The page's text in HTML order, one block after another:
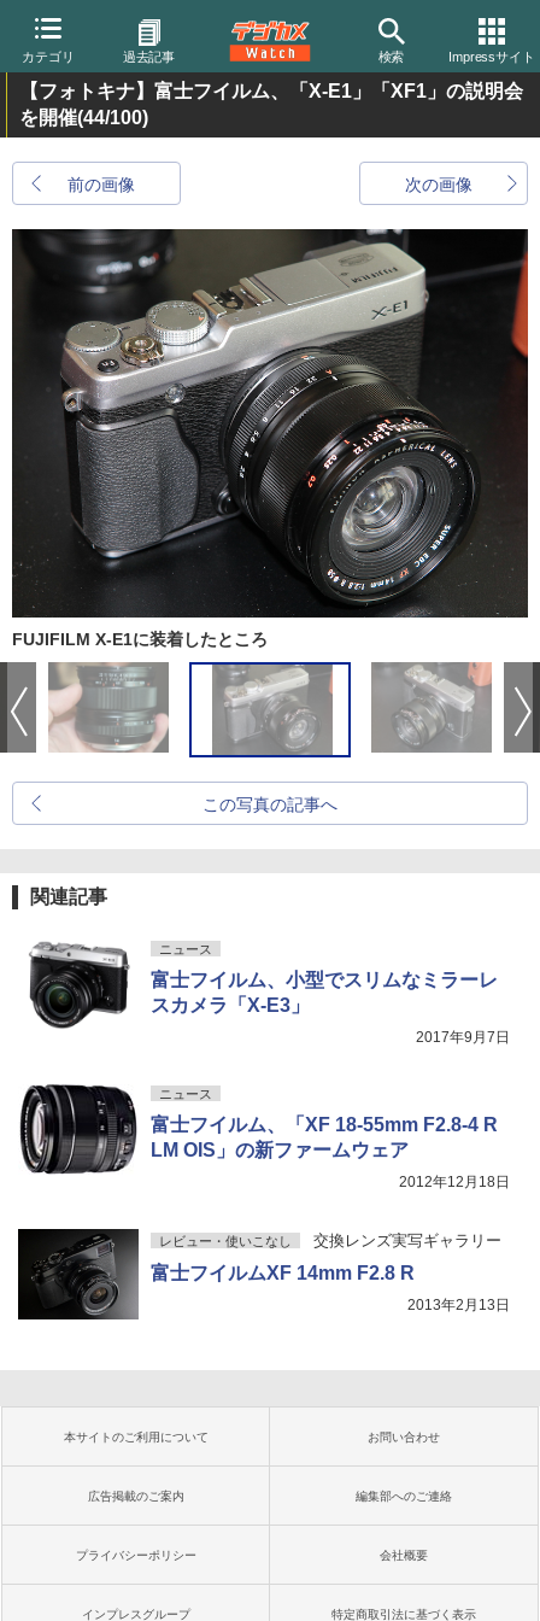
カテゴリ 過去記事 検索 Impressサイト
【フォトキナ】富士フイルム、「X-E1」「XF1」の説明会
を開催(44/100)
前の画像 次の画像
FUJIFILM X-E1に装着したところ
この写真の記事へ
関連記事
ニュース
富士フイルム、小型でスリムなミラーレ
スカメラ「X-E3」
2017年9月7日
ニュース
富士フイルム、「XF 18-55mm F2.8-4 R
LM OIS」の新ファームウェア
2012年12月18日
レビュー・使いこなし 交換レンズ実写ギャラリー
富士フイルムXF 14mm F2.8 R
2013年2月13日
本サイトのご利用について お問い合わせ
広告掲載のご案内 編集部へのご連絡
プライバシーポリシー 会社概要
インプレスグループ 特定商取引法に基づく表示